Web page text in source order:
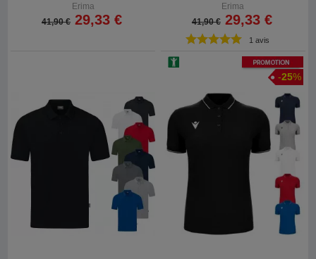
Erima
41,90 € 29,33 €
Erima
41,90 € 29,33 €
1 avis
Promotion
-25%